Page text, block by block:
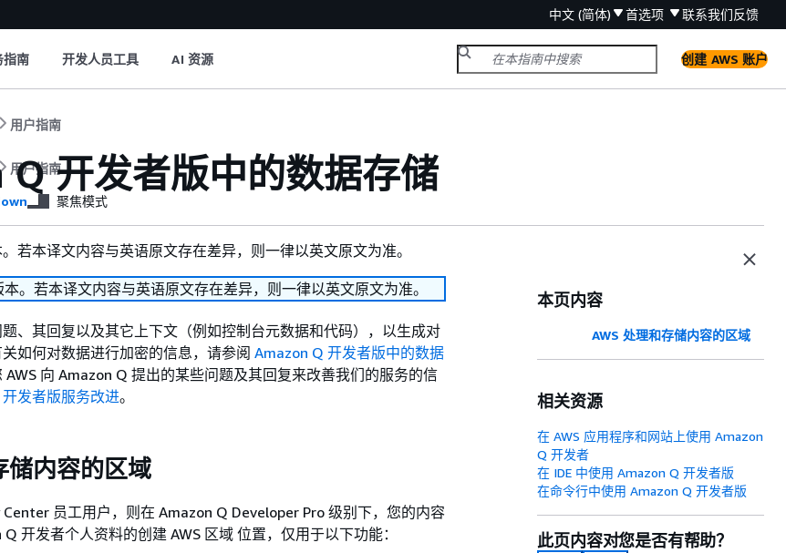
中文 (简体) 首选项 联系我们反馈
指南 开发人员工具 AI 资源 创建 AWS 账户
用户指南
用户指南开发者版中的数据存储
聚焦模式
若本译文内容与英语原文存在差异，则一律以英文原文为准。
。若本译文内容与英语原文存在差异，则一律以英文原文为准。
、其回复以及其它上下文（例如控制台元数据和代码），以生成对
如何对数据进行加密的信息，请参阅 Amazon Q 开发者版中的数据
AWS 向 Amazon Q 提出的某些问题及其回复来改善我们的服务的信
发者版服务改进。
储内容的区域
员工用户，则在 Amazon Q Developer Pro 级别下，您的内容
开发者个人资料的创建 AWS 区域 位置，仅用于以下功能：
本页内容
AWS 处理和存储内容的区域
相关资源
在 AWS 应用程序和网站上使用 Amazon
Q 开发者
在 IDE 中使用 Amazon Q 开发者版
在命令行中使用 Amazon Q 开发者版
此页内容对您是否有帮助？